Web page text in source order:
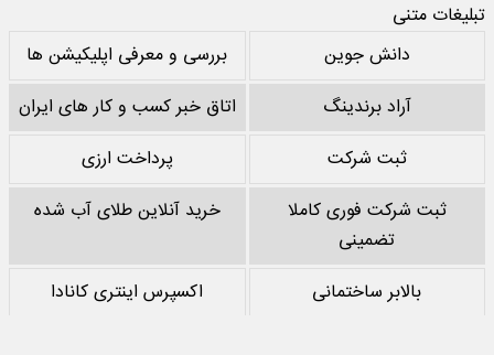
تبلیغات متنی
دانش جوین
بررسی و معرفی اپلیکیشن ها
آراد برندینگ
اتاق خبر کسب و کار های ایران
ثبت شرکت
پرداخت ارزی
ثبت شرکت فوری کاملا
تضمینی
خرید آنلاین طلای آب شده
بالابر ساختمانی
اکسپرس اینتری کانادا